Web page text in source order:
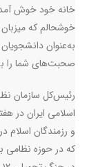
خانه خود خوش
خوشحالم که
به‌عنوان
صحبت‌های شما را
رئیس‌کل سازمان
اسلامی ایران در
و رزمندگان
که در حوزه نظامی